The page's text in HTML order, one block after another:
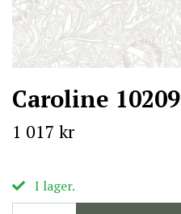
Caroline 10209
1 017 kr
I lager.